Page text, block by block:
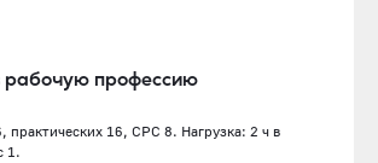
рабочую профессию
практических 16, СРС 8. Нагрузка: 2 ч в
1.